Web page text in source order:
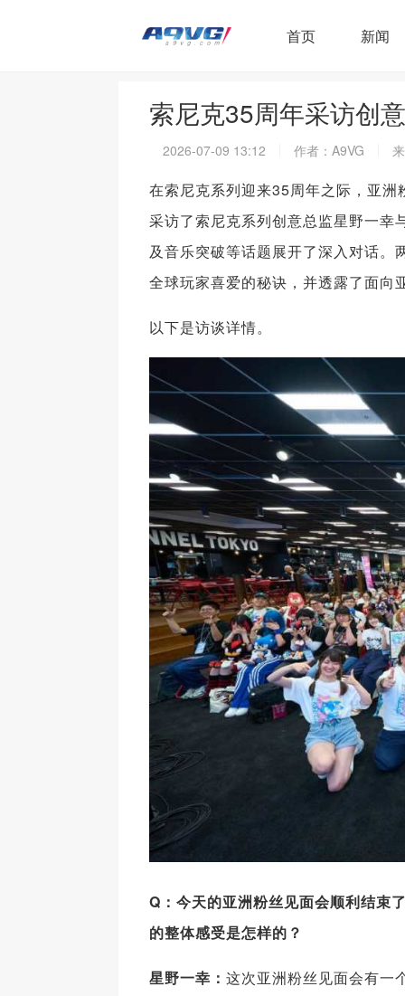
首页 新闻
索尼克35周年采访创
2026-07-09 13:12 作者：A9VG
在索尼克系列迎来35周年之际，亚
采访了索尼克系列创意总监星野一幸
及音乐突破等话题展开了深入对话
全球玩家喜爱的秘诀，并透露了面向
以下是访谈详情。
Q ：今天的亚洲粉丝见面会顺利结束
的整体感受是怎样的？
星野一幸： 这次亚洲粉丝见面会有一